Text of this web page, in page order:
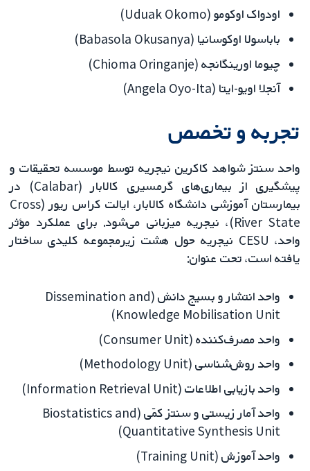
اودواک اوکومو (Uduak Okomo)
باباسولا اوکوسانیا (Babasola Okusanya)
چیوما اورینگانجه (Chioma Oringanje)
آنجلا اویو-ایتا (Angela Oyo-Ita)
تجربه و تخصص
واحد سنتز شواهد کاکرین نیجریه توسط موسسه تحقیقات و
پیشگیری از بیماری‌های گرمسیری کالابار (Calabar) در
بیمارستان آموزشی دانشگاه کالابار، ایالت کراس ریور (Cross
River State)، نیجریه میزبانی می‌شود. برای عملکرد مؤثر
واحد، CESU نیجریه حول هشت زیرمجموعه کلیدی ساختار
یافته است، تحت عنوان:
واحد انتشار و بسیج دانش (Dissemination and
Knowledge Mobilisation Unit)
واحد مصرف‌کننده (Consumer Unit)
واحد روش‌شناسی (Methodology Unit)
واحد بازیابی اطلاعات (Information Retrieval Unit)
واحد آمار زیستی و سنتز کمّی (Biostatistics and
Quantitative Synthesis Unit)
واحد آموزش (Training Unit)